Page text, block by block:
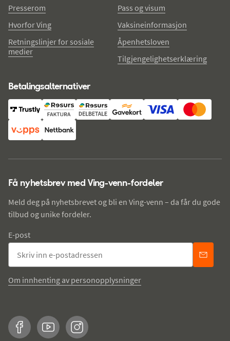
Presserom
Hvorfor Ving
Retningslinjer for sosiale
medier
Pass og visum
Vaksineinformasjon
Åpenhetsloven
Tilgjengelighetserklæring
Betalingsalternativer
Få nyhetsbrev med Ving-venn-fordeler
Meld deg på nyhetsbrevet og bli en Ving-venn – da får du gode
tilbud og unike fordeler.
E-post
Om innhenting av personopplysninger
FacebookYouTubeInstagram